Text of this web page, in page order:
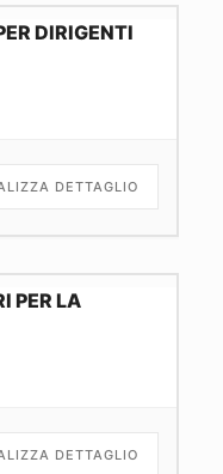
DIRIGENTI
DETTAGLIO
PER LA
DETTAGLIO